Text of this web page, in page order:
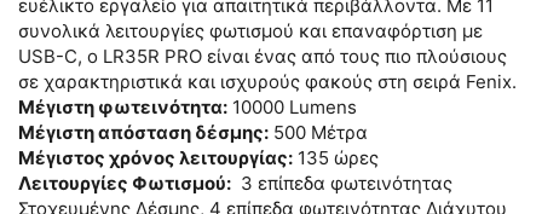
ευέλικτο εργαλείο για απαιτητικά περιβάλλοντα. Με 11
συνολικά λειτουργίες φωτισμού και επαναφόρτιση με
USB-C, ο LR35R PRO είναι ένας από τους πιο πλούσιους
σε χαρακτηριστικά και ισχυρούς φακούς στη σειρά Fenix.
Μέγιστη φωτεινότητα: 10000 Lumens
Μέγιστη απόσταση δέσμης: 500 Μέτρα
Μέγιστος χρόνος λειτουργίας: 135 ώρες
Λειτουργίες Φωτισμού: 3 επίπεδα φωτεινότητας
Στοχευμένης Δέσμης, 4 επίπεδα φωτεινότητας Διάχυτου